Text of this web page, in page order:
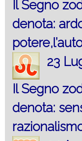
Il Segno
denota:
23
Il Segno
denota: